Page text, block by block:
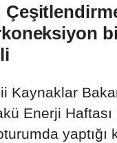
Kaynaklar
Enerji Haftası
yaptığı